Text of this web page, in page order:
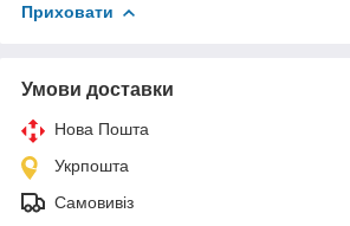
Приховати
Умови доставки
Нова Пошта
Укрпошта
Самовивіз